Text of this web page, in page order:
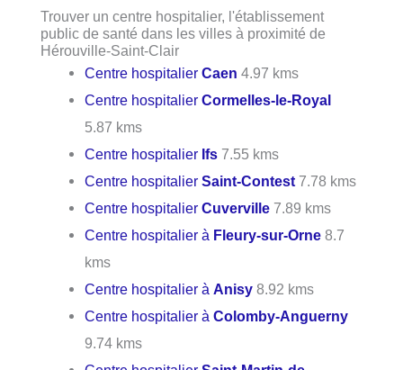
Trouver un centre hospitalier, l'établissement
public de santé dans les villes à proximité de
Hérouville-Saint-Clair
Centre hospitalierCaen 4.97 kms
Centre hospitalierCormelles-le-Royal
5.87 kms
Centre hospitalier Ifs 7.55 kms
Centre hospitalierSaint-Contest 7.78 kms
Centre hospitalierCuverville 7.89 kms
Centre hospitalier à Fleury-sur-Orne 8.7
kms
Centre hospitalier àAnisy 8.92 kms
Centre hospitalier àColomby-Anguerny
9.74 kms